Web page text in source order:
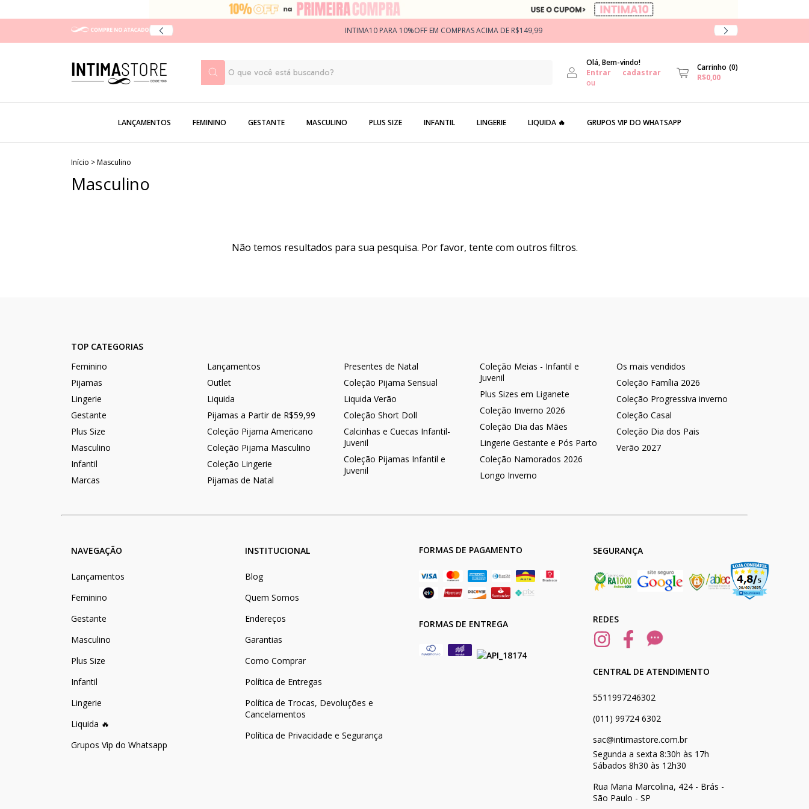
INTIMA10 PARA 10%OFF EM COMPRAS ACIMA DE R$149,99
Olá, Bem-vindo!
Entrar
ou
cadastrar Carrinho (0)
R$0,00
LANÇAMENTOS FEMININO GESTANTE MASCULINO PLUS SIZE INFANTIL LINGERIE LIQUIDA 🔥 GRUPOS VIP DO WHATSAPP
Início >Masculino
Masculino
Não temos resultados para sua pesquisa. Por favor, tente com outros filtros.
TOP CATEGORIAS
Feminino
Pijamas
Lingerie
Gestante
Plus Size
Masculino
Infantil
Marcas
Lançamentos
Outlet
Liquida
Pijamas a Partir de R$59,99
Coleção Pijama Americano
Coleção Pijama Masculino
Coleção Lingerie
Pijamas de Natal
Presentes de Natal
Coleção Pijama Sensual
Liquida Verão
Coleção Short Doll
Calcinhas e Cuecas Infantil-
Juvenil
Coleção Pijamas Infantil e
Juvenil
Coleção Meias - Infantil e
Juvenil
Plus Sizes em Liganete
Coleção Inverno 2026
Coleção Dia das Mães
Lingerie Gestante e Pós Parto
Coleção Namorados 2026
Longo Inverno
Os mais vendidos
Coleção Família 2026
Coleção Progressiva inverno
Coleção Casal
Coleção Dia dos Pais
Verão 2027
NAVEGAÇÃO
Lançamentos
Feminino
Gestante
Masculino
Plus Size
Infantil
Lingerie
Liquida 🔥
Grupos Vip do Whatsapp
INSTITUCIONAL
Blog
Quem Somos
Endereços
Garantias
Como Comprar
Política de Entregas
Política de Trocas, Devoluções e
Cancelamentos
Política de Privacidade e Segurança
FORMAS DE PAGAMENTO
FORMAS DE ENTREGA
SEGURANÇA
REDES
CENTRAL DE ATENDIMENTO
5511997246302
(011) 99724 6302
sac@intimastore.com.br
Segunda a sexta 8:30h às 17h
Sábados 8h30 às 12h30
Rua Maria Marcolina, 424 - Brás -
São Paulo - SP